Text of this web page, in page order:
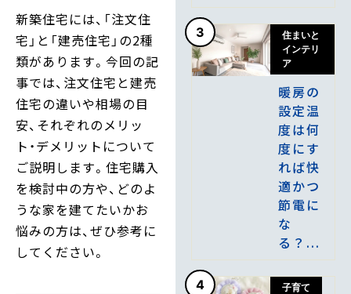
新築住宅には、「注文住
宅」と「建売住宅」の2種
類があります。今回の記
事では、注文住宅と建売
住宅の違いや相場の目
安、それぞれのメリッ
ト・デメリットについて
ご説明します。住宅購入
を検討中の方や、どのよ
うな家を建てたいかお
悩みの方は、ぜひ参考に
してください。
3
住まいと
インテリ
ア
暖房の
設定温
度は何
度にす
れば快
適かつ
節電に
な
る？...
4 子育て